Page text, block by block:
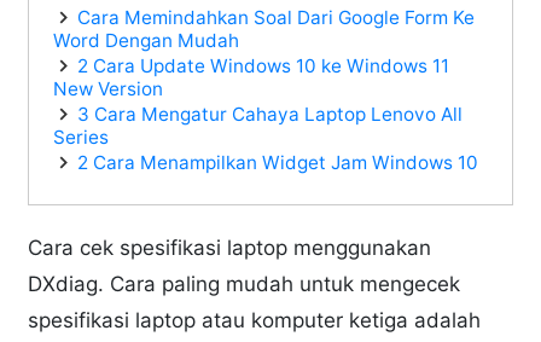
Cara Memindahkan Soal Dari Google Form Ke
Word Dengan Mudah
2 Cara Update Windows 10 ke Windows 11
New Version
3 Cara Mengatur Cahaya Laptop Lenovo All
Series
2 Cara Menampilkan Widget Jam Windows 10
Cara cek spesifikasi laptop menggunakan
DXdiag. Cara paling mudah untuk mengecek
spesifikasi laptop atau komputer ketiga adalah